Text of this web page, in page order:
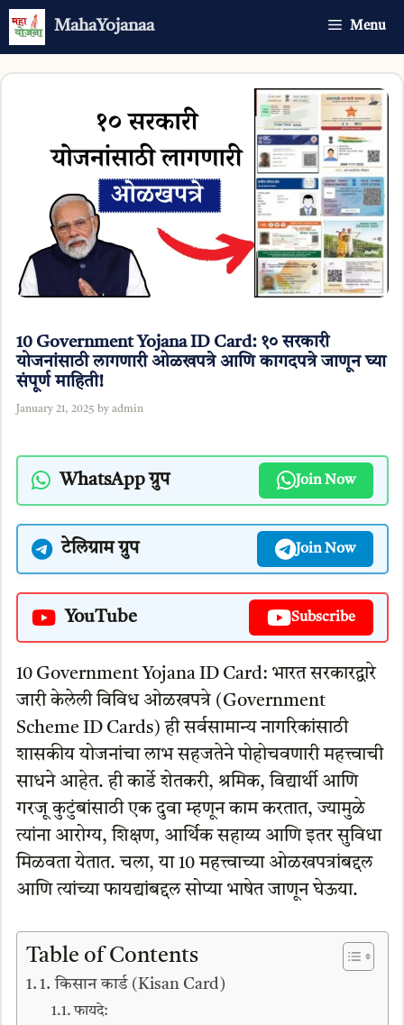
Skip
MahaYojanaa Menu
10 Government Yojana ID Card: १० सरकारी
योजनांसाठी लागणारी ओळखपत्रे आणि कागदपत्रे जाणून घ्या
संपूर्ण माहिती!
January 21, 2025 by admin
WhatsApp ग्रुप Join Now
टेलिग्राम ग्रुप Join Now
YouTube Subscribe
10 Government Yojana ID Card: भारत सरकारद्वारे
जारी केलेली विविध ओळखपत्रे (Government
Scheme ID Cards) ही सर्वसामान्य नागरिकांसाठी
शासकीय योजनांचा लाभ सहजतेने पोहोचवणारी महत्त्वाची
साधने आहेत. ही कार्डे शेतकरी, श्रमिक, विद्यार्थी आणि
गरजू कुटुंबांसाठी एक दुवा म्हणून काम करतात, ज्यामुळे
त्यांना आरोग्य, शिक्षण, आर्थिक सहाय्य आणि इतर सुविधा
मिळवता येतात. चला, या 10 महत्त्वाच्या ओळखपत्रांबद्दल
आणि त्यांच्या फायद्यांबद्दल सोप्या भाषेत जाणून घेऊया.
Table of Contents
1. किसान कार्ड (Kisan Card)
फायदे: